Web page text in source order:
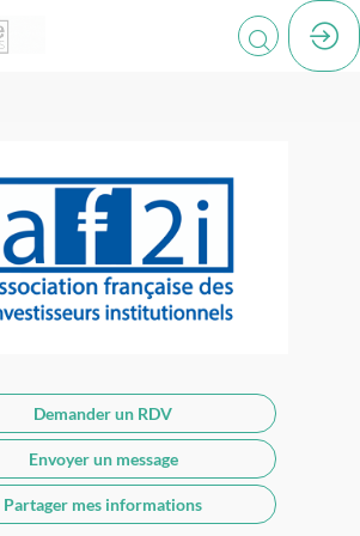
Demander un RDV
Envoyer un message
Partager mes informations